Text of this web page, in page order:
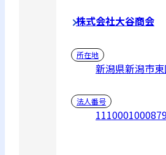
株式会社大谷商会
所在地
新潟県新潟市
法人番号